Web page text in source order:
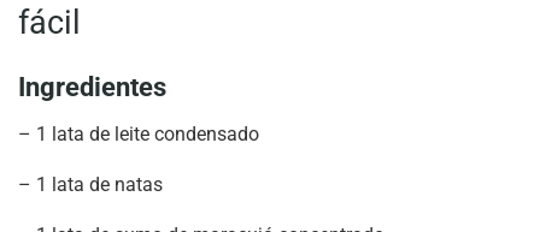
fácil
Ingredientes
– 1 lata de leite condensado
– 1 lata de natas